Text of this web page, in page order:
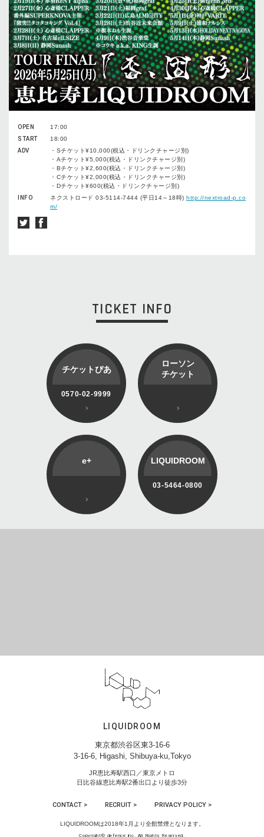
OPEN
17:00
START
18:00
ADV
・Sチケット¥10,000(税込・ドリンクチャージ別)
・Aチケット¥5,000(税込・ドリンクチャージ別)
・Bチケット¥2,600(税込・ドリンクチャージ別)
・Cチケット¥2,000(税込・ドリンクチャージ別)
・Dチケット¥600(税込・ドリンクチャージ別)
INFO
ネクストロード 03-5114-7444 (平日14～18時) http://nextroad-p.co
m/
TICKET INFO
チケットぴあ
0570-02-9999
ローソン
チケット
e+ LIQUIDROOM
03-5464-0800
LIQUIDROOM
東京都渋谷区東3-16-6
3-16-6, Higashi, Shibuya-ku,Tokyo
JR恵比寿駅西口／東京メトロ
日比谷線恵比寿駅2番出口より徒歩3分
CONTACT > RECRUIT > PRIVACY POLICY >
LIQUIDROOMは2018年1月より全館禁煙となります。
Copyright© defence inc. All Rights Reserved.